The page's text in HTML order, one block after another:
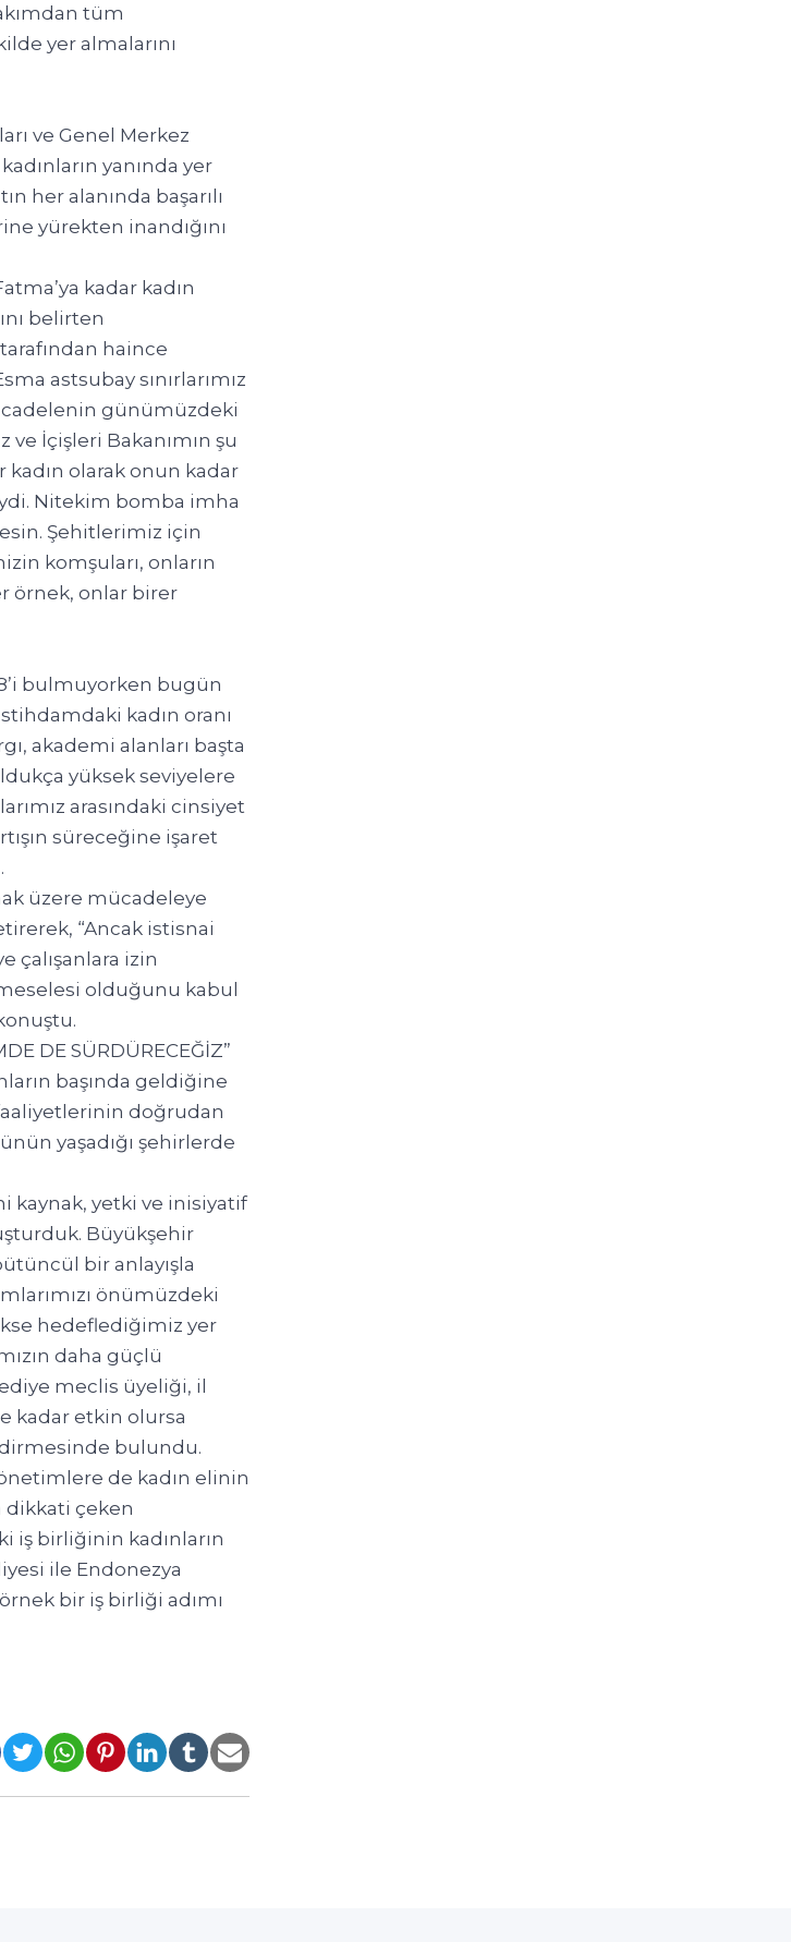
tüm
yer almalarını
ve Genel Merkez
yanında yer
her alanında başarılı
yürekten inandığını
kadar kadın
belirten
haince
astsubay sınırlarımız
günümüzdeki
ve İçişleri Bakanımın şu
olarak onun kadar
Nitekim bomba imha
Şehitlerimiz için
komşuları, onların
örnek, onlar birer
bulmuyorken bugün
kadın oranı
akademi alanları başta
yüksek seviyelere
arasındaki cinsiyet
süreceğine işaret
üzere mücadeleye
“Ancak istisnai
çalışanlara izin
olduğunu kabul
DE SÜRDÜRECEĞİZ”
başında geldiğine
doğrudan
yaşadığı şehirlerde
kaynak, yetki ve inisiyatif
Büyükşehir
bir anlayışla
önümüzdeki
hedeflediğimiz yer
daha güçlü
meclis üyeliği, il
kadar etkin olursa
bulundu.
de kadın elinin
dikkati çeken
iş birliğinin kadınların
ile Endonezya
bir iş birliği adımı